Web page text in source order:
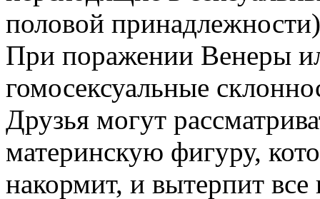
половой
При поражении Венеры
гомосексуальные
Друзья могут
материнскую фигуру,
накормит, и вытерпит все